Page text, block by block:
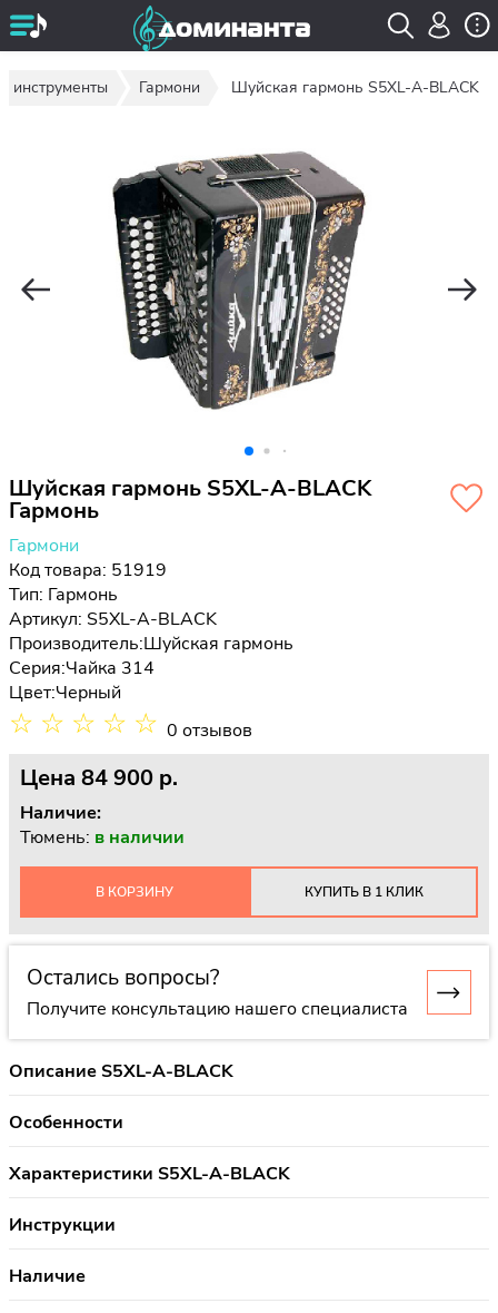
инструменты Гармони Шуйская гармонь S5XL-A-BLACK
Шуйская гармонь S5XL-A-BLACK
Гармонь
Гармони
Код товара: 51919
Тип: Гармонь
Артикул: S5XL-A-BLACK
Производитель:Шуйская гармонь
Серия:Чайка 314
Цвет:Черный
☆ ☆ ☆ ☆ ☆ 0 отзывов
Цена 84 900 p.
Наличие:
Тюмень: в наличии
В КОРЗИНУ КУПИТЬ В 1 КЛИК
Остались вопросы?
Получите консультацию нашего специалиста
Описание S5XL-A-BLACK
Особенности
Характеристики S5XL-A-BLACK
Инструкции
Наличие